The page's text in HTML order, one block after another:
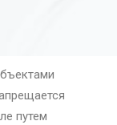
путем